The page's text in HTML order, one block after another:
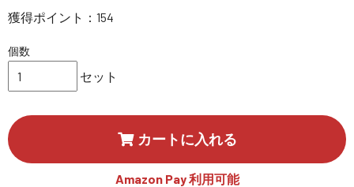
サポート・Q&A / 法人・学生のお客様
SEKIDO
コーポレートサイト
獲得ポイント：154
個数
セット
カートに入れる
Amazon Pay 利用可能